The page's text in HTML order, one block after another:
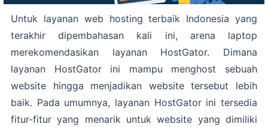
Untuk layanan web hosting terbaik Indonesia yang
terakhir dipembahasan kali ini, arena laptop
merekomendasikan layanan HostGator. Dimana
layanan HostGator ini mampu menghost sebuah
website hingga menjadikan website tersebut lebih
baik. Pada umumnya, layanan HostGator ini tersedia
fitur-fitur yang menarik untuk website yang dimiliki